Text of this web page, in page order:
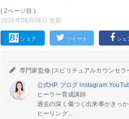
( 2ページ目 )
2024年08月04日 更新
シェア ツイート シェ
専門家監修 | スピリチュアルカウンセ
公式HP ブログ Instagram
ヒーラー育成講師
過去の深く傷つく出来事がきっ
ヒーリング...